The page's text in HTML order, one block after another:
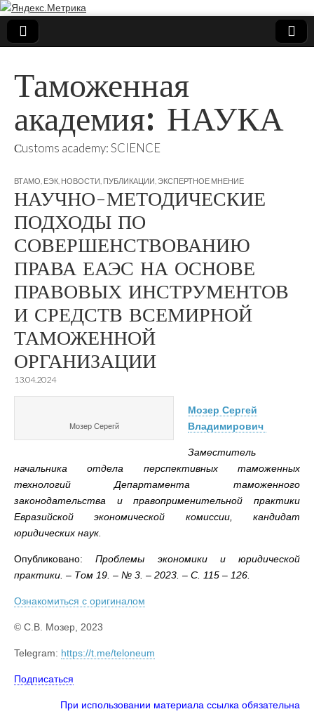
Таможенная
академия: НАУКА
Сustoms academy: SCIENCE
ВТАМО ЕЭК НОВОСТИ ПУБЛИКАЦИИ ЭКСПЕРТНОЕ МНЕНИЕ
НАУЧНО-МЕТОДИЧЕСКИЕ
ПОДХОДЫ ПО
СОВЕРШЕНСТВОВАНИЮ
ПРАВА ЕАЭС НА ОСНОВЕ
ПРАВОВЫХ ИНСТРУМЕНТОВ
И СРЕДСТВ ВСЕМИРНОЙ
ТАМОЖЕННОЙ
ОРГАНИЗАЦИИ
13.04.2024
Мозер Серегй
Mозер Сергей
Владимирович
Заместитель
начальника отдела перспективных таможенных
технологий Департамента таможенного
законодательства и правоприменительной практики
Евразийской экономической комиссии, кандидат
юридических наук.
Опубликовано:Проблемы экономики и юридической
практики. – Том 19. – № 3. – 2023. – С. 115 – 126.
Ознакомиться с оригиналом
© С.В. Мозер, 2023
Telegram: https://t.me/teloneum
Подписаться
При использовании материала ссылка обязательна